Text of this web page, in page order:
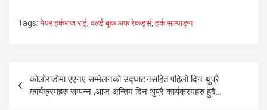
Tags: मेयर हर्कराज राई, वर्ल्ड बुक अफ रेकर्ड्स, हर्क साम्पाङ्ग
Post
navigation
कोलोराडोमा एएनए सम्मेलनको उद्घाटनसहित पहिलो दिन थुप्रै
कार्यक्रमहरु सम्पन्न ,आज अन्तिम दिन थुप्रै कार्यक्रमहरु हुदै…